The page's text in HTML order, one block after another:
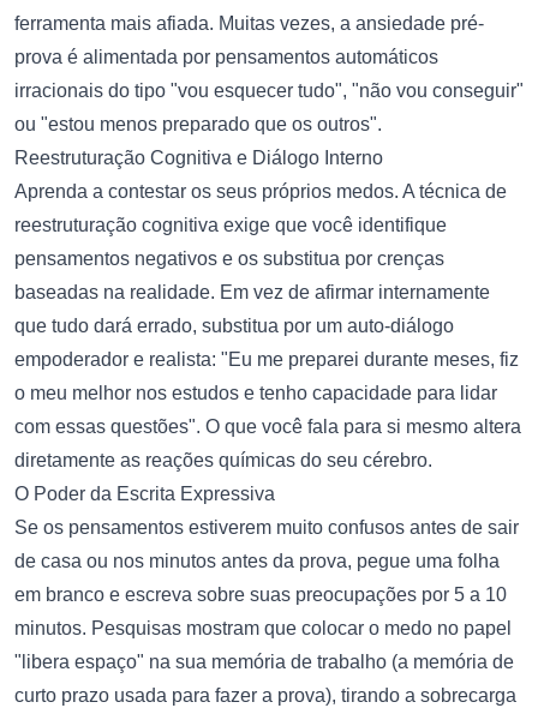
ferramenta mais afiada. Muitas vezes, a ansiedade pré-
prova é alimentada por pensamentos automáticos
irracionais do tipo "vou esquecer tudo", "não vou conseguir"
ou "estou menos preparado que os outros".
Reestruturação Cognitiva e Diálogo Interno
Aprenda a contestar os seus próprios medos. A técnica de
reestruturação cognitiva exige que você identifique
pensamentos negativos e os substitua por crenças
baseadas na realidade. Em vez de afirmar internamente
que tudo dará errado, substitua por um auto-diálogo
empoderador e realista: "Eu me preparei durante meses, fiz
o meu melhor nos estudos e tenho capacidade para lidar
com essas questões". O que você fala para si mesmo altera
diretamente as reações químicas do seu cérebro.
O Poder da Escrita Expressiva
Se os pensamentos estiverem muito confusos antes de sair
de casa ou nos minutos antes da prova, pegue uma folha
em branco e escreva sobre suas preocupações por 5 a 10
minutos. Pesquisas mostram que colocar o medo no papel
"libera espaço" na sua memória de trabalho (a memória de
curto prazo usada para fazer a prova), tirando a sobrecarga